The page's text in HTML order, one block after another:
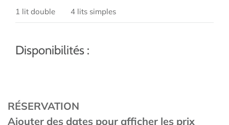
1 lit double 4 lits simples
Disponibilités :
RÉSERVATION
Ajouter des dates pour afficher les prix